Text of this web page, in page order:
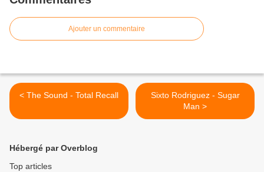
Ajouter un commentaire
< The Sound - Total Recall
Sixto Rodriguez - Sugar
Man >
Hébergé par Overblog
Top articles